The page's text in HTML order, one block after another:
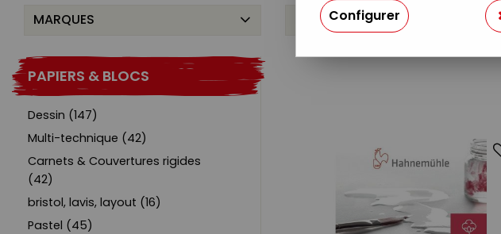
MARQUES GRAMMAGE PAPIER
PAPIERS & BLOCS
Dessin (147)
Multi-technique (42)
Carnets & Couvertures rigides
(42)
bristol, lavis, layout (16)
Pastel (45)
Configurer